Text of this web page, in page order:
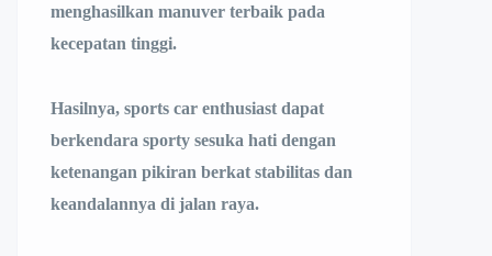
menghasilkan manuver terbaik pada
kecepatan tinggi.
Hasilnya, sports car enthusiast dapat
berkendara sporty sesuka hati dengan
ketenangan pikiran berkat stabilitas dan
keandalannya di jalan raya.